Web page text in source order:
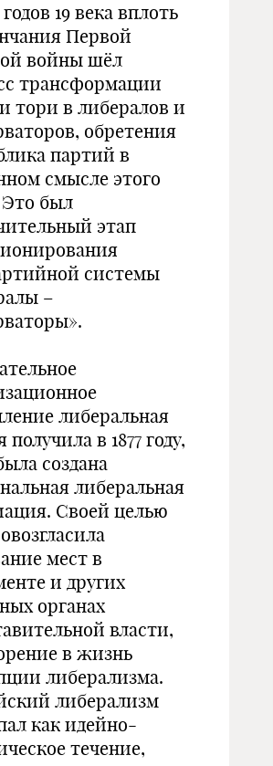
19 века вплоть
Первой
войны шёл
трансформации
тори в либералов и
обретения
партий в
смысле этого
Это был
этап
системы
–
либеральная
получила в 1877 году,
создана
либеральная
Своей целью
мест в
и других
органах
власти,
в жизнь
либерализма.
либерализм
как идейно-
течение,